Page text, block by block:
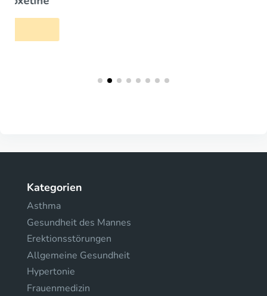
Kategorien
Asthma
Gesundheit des Mannes
Erektionsstörungen
Allgemeine Gesundheit
Hypertonie
Frauenmedizin